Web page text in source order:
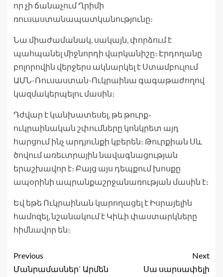
որ չի ճանաչում Ղրիմի
ռուսաստանապատկանությունը։
Նա միաժամանակ, սակայն, փորձում է
պահպանել միջնորդի վարկանիշը։ Էրդողանը
բոլորովին վերջերս ակնարկել է Ստամբուլում
ԱՄՆ-Ռուսաստան-Ուկրաինա գագաթաժողով
կազմակերպելու մասին։
Դժվար է կանխատեսել, թե թուրք-
ուկրաինական շփումները կոնկրետ այդ
հարցում ինչ արդյունքի կբերեն։ Թուրքիան Սև
ծովում առեւտրային նավագնացության
երաշխավոր է։ Բայց այս դեպքում խոսքը
ապօրինի ապրանքաշրջանառության մասին է։
Եվ եթե Ուկրաինան կարողացել է Իսրայելին
համոզել, նշանակում է Կիևի փաստարկները
հիմնավոր են։
Previous
Մանրամասներ` Արմեն
Next
Սա սարսափելի